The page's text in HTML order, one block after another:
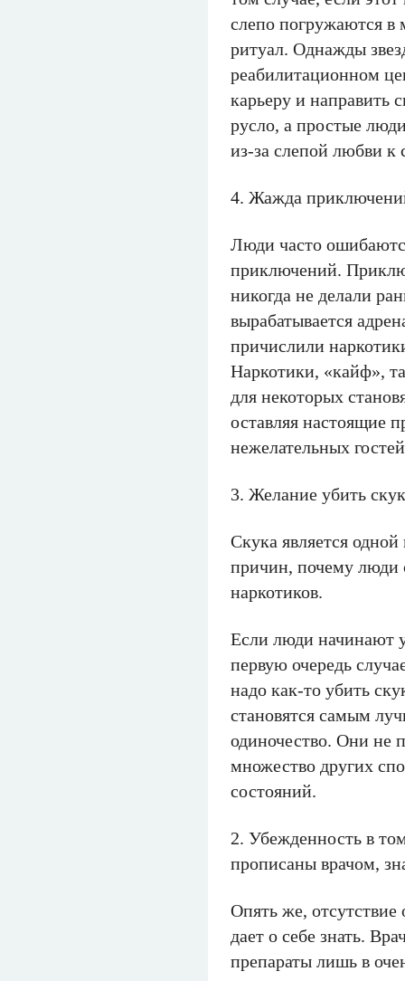
слепо погружаются в
ритуал. Однажды
реабилитационном
карьеру и направить
русло, а простые
из-за слепой любви к
4. Жажда
Люди часто
приключений.
никогда не делали
вырабатывается
причислили
Наркотики, «кайф»,
для некоторых
оставляя настоящие
нежелательных
3. Желание убить
Скука является
причин, почему люди
наркотиков.
Если люди начинают
первую очередь
надо как-то убить
становятся самым
одиночество. Они не
множество других
состояний.
2. Убежденность в
прописаны врачом,
Опять же,
дает о себе знать.
препараты лишь в